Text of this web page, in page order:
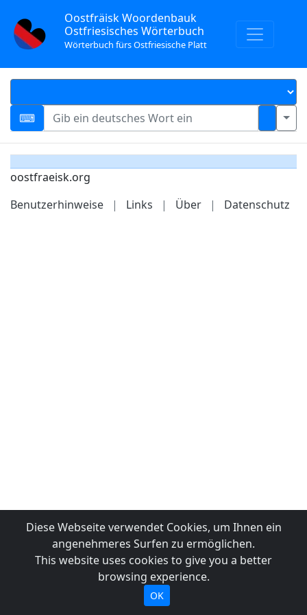
Oostfräisk Woordenbauk
Ostfriesisches Wörterbuch
Wörterbuch fürs Ostfriesische Platt
oostfraeisk.org
Benutzerhinweise
| Links | Über | Datenschutz
Diese Webseite verwendet Cookies, um Ihnen ein
angenehmeres Surfen zu ermöglichen.
This website uses cookies to give you a better
browsing experience.
OK